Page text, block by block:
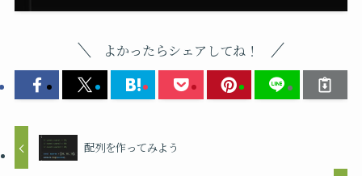
よかったらシェアしてね！
配列を作ってみよう